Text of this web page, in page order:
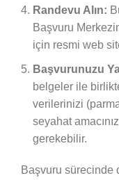
Randevu Alın:
Başvuru
için resmi web
Başvurunuzu
belgeler ile
verilerinizi
seyahat
gerekebilir.
Başvuru sürecinde